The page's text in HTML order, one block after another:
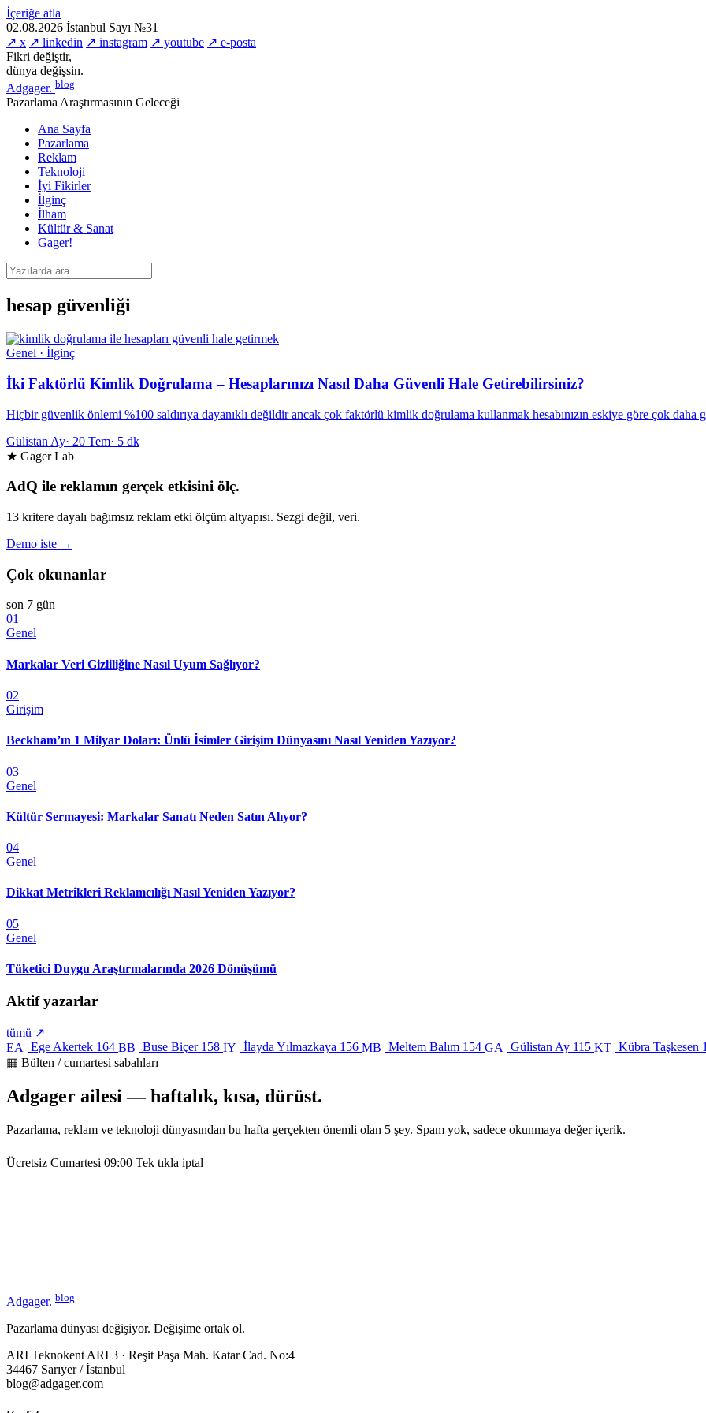
İçeriğe atla
02.08.2026 İstanbul Sayı №31
↗ x ↗ linkedin ↗ instagram ↗ youtube ↗ e-posta
Fikri değiştir,
dünya değişsin.
Adgager. blog
Pazarlama Araştırmasının Geleceği
Ana Sayfa
Pazarlama
Reklam
Teknoloji
İyi Fikirler
İlginç
İlham
Kültür & Sanat
Gager!
hesap güvenliği
Genel · İlginç
İki Faktörlü Kimlik Doğrulama – Hesaplarınızı Nasıl Daha Güvenli Hale Getirebilirsiniz?
Hiçbir güvenlik önlemi %100 saldırıya dayanıklı değildir ancak çok faktörlü kimlik doğrulama kullanmak hesabınızın eskiye göre çok daha
Gülistan Ay· 20 Tem· 5 dk
★ Gager Lab
AdQ ile reklamın gerçek etkisini ölç.
13 kritere dayalı bağımsız reklam etki ölçüm altyapısı. Sezgi değil, veri.
Demo iste →
Çok okunanlar
son 7 gün
01
Genel
Markalar Veri Gizliliğine Nasıl Uyum Sağlıyor?
02
Girişim
Beckham’ın 1 Milyar Doları: Ünlü İsimler Girişim Dünyasını Nasıl Yeniden Yazıyor?
03
Genel
Kültür Sermayesi: Markalar Sanatı Neden Satın Alıyor?
04
Genel
Dikkat Metrikleri Reklamcılığı Nasıl Yeniden Yazıyor?
05
Genel
Tüketici Duygu Araştırmalarında 2026 Dönüşümü
Aktif yazarlar
tümü ↗
EA
Ege Akertek 164 BB Buse Biçer 158 İY İlayda Yılmazkaya 156 MB Meltem Balım 154 GA Gülistan Ay 115 KT Kübra Taşkesen
▦ Bülten / cumartesi sabahları
Adgager ailesi — haftalık, kısa, dürüst.
Pazarlama, reklam ve teknoloji dünyasından bu hafta gerçekten önemli olan 5 şey. Spam yok, sadece okunmaya değer içerik.
Ücretsiz Cumartesi 09:00 Tek tıkla iptal
Adgager. blog
Pazarlama dünyası değişiyor. Değişime ortak ol.
ARI Teknokent ARI 3 · Reşit Paşa Mah. Katar Cad. No:4
34467 Sarıyer / İstanbul
blog@adgager.com